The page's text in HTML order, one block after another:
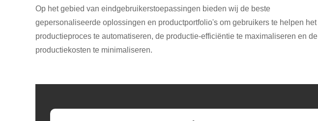
Op het gebied van eindgebruikerstoepassingen bieden wij de beste
gepersonaliseerde oplossingen en productportfolio's om gebruikers te helpen het
productieproces te automatiseren, de productie-efficiëntie te maximaliseren en de
productiekosten te minimaliseren.